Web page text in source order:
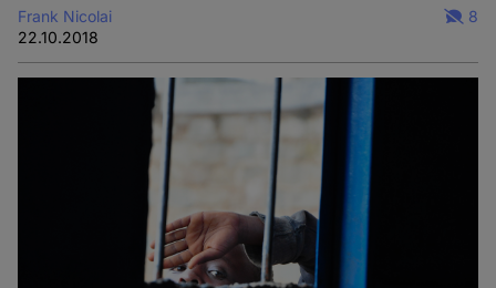
Frank Nicolai
22.10.2018
8